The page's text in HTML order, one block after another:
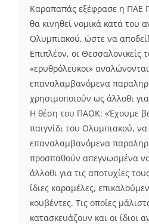
Καραπαπάς εξέφρασε η ΠΑΕ
θα κινηθεί νομικά κατά του
Ολυμπιακού, ώστε να
Επιπλέον, οι Θεσσαλονικείς
«ερυθρόλευκοι»
επαναλαμβανόμενα
χρησιμοποιούν ως άλλοθι
Η θέση του ΠΑΟΚ: «Έχουμε
παιγνίδι του Ολυμπιακού,
επαναλαμβανόμενα
προσπαθούν απεγνωσμένα
άλλοθι για τις αποτυχίες
ίδιες καραμέλες,
κουβέντες. Τις οποίες
κατασκευάζουν και οι ίδιοι